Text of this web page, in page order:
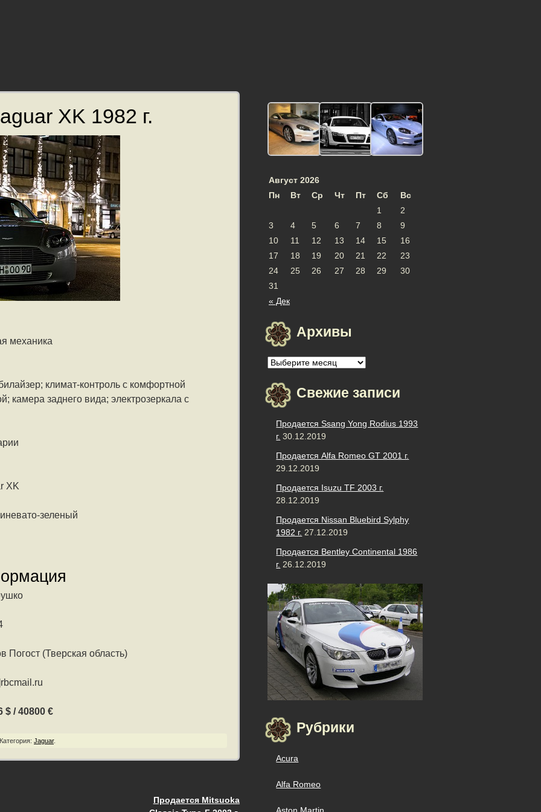
XK 1982 г.
механика
климат-контроль с комфортной
камера заднего вида; электрозеркала с
XK
зеленый
Погост (Тверская область)
$ / 40800 €
Jaguar.
Продается Mitsuoka
Август 2026
Пн
Вт Ср Чт Пт Сб Вс
« Дек
1
2
3
4 5 6 7 8
9
10
11 12 13 14 15
16
17
18 19 20 21 22
23
24
25 26 27 28 29
30
31
Архивы
Архивы
Свежие записи
Продается Ssang Yong Rodius 1993
г. 30.12.2019
Продается Alfa Romeo GT 2001 г.
29.12.2019
Продается Isuzu TF 2003 г.
28.12.2019
Продается Nissan Bluebird Sylphy
1982 г. 27.12.2019
Продается Bentley Continental 1986
г. 26.12.2019
Рубрики
Acura
Alfa Romeo
Aston Martin